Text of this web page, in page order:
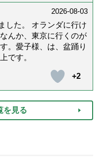
2026-08-03
した。 オランダに行け
んか、東京に行くのが
。愛子様、は、盆踊り
です。
+2
を見る